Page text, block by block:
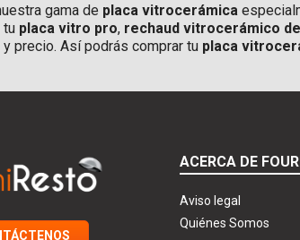
gama de placa vitrocerámica
tu placa vitro pro, rechaud vitrocerámico
precio. Así podrás comprar tu placa
ACERCA DE
Aviso legal
Quiénes Somos